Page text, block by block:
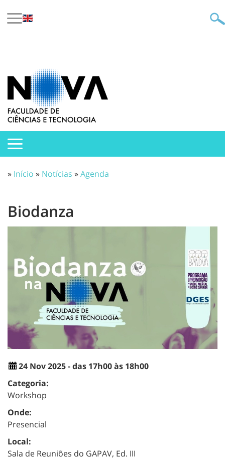
» Início » Notícias »Agenda
Biodanza
24 Nov 2025 - das 17h00 às 18h00
Categoria:
Workshop
Onde:
Presencial
Local:
Sala de Reuniões do GAPAV, Ed. III